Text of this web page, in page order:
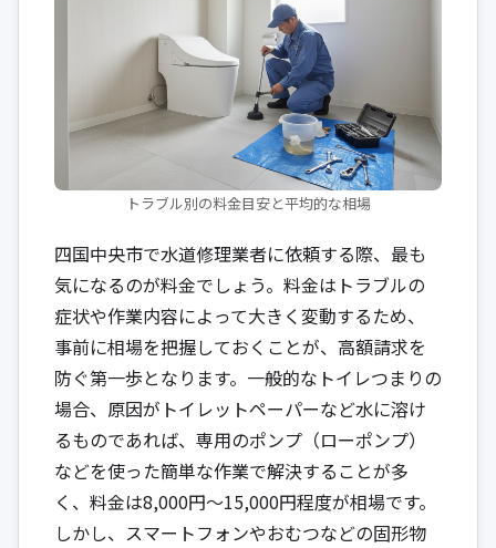
トラブル別の料金目安と平均的な相場
四国中央市で水道修理業者に依頼する際、最も
気になるのが料金でしょう。料金はトラブルの
症状や作業内容によって大きく変動するため、
事前に相場を把握しておくことが、高額請求を
防ぐ第一歩となります。一般的なトイレつまりの
場合、原因がトイレットペーパーなど水に溶け
るものであれば、専用のポンプ（ローポンプ）
などを使った簡単な作業で解決することが多
く、料金は8,000円〜15,000円程度が相場です。
しかし、スマートフォンやおむつなどの固形物